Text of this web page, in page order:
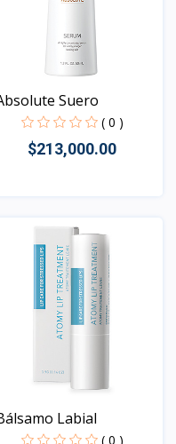
Suero
( 0 )
$213,000.00
Labial
( 0 )